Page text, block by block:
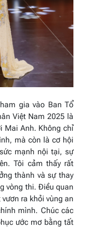
gia vào Ban Tổ
Việt Nam 2025 là
Mai Anh. Không chỉ
mà còn là cơ hội
mạnh nội tại, sự
Tôi cảm thấy rất
thành và sự thay
vòng thi. Điều quan
ra khỏi vùng an
mình. Chúc các
ước mơ bằng tất